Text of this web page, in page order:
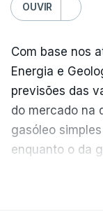
OUVIR
Com base nos
Energia e
previsões das
do mercado na
gasóleo
enquanto o da